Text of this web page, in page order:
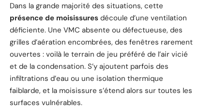
Dans la grande majorité des situations, cette
présence de moisissures découle d’une ventilation
déficiente. Une VMC absente ou défectueuse, des
grilles d’aération encombrées, des fenêtres rarement
ouvertes : voilà le terrain de jeu préféré de l’air vicié
et de la condensation. S’y ajoutent parfois des
infiltrations d’eau ou une isolation thermique
faiblarde, et la moisissure s’étend alors sur toutes les
surfaces vulnérables.